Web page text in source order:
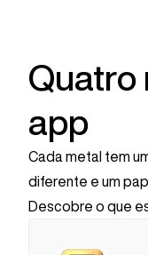
Quatro
app
Cada metal tem
diferente e um
Descobre o que